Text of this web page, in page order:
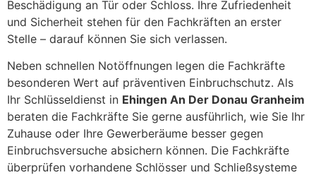
Beschädigung an Tür oder Schloss. Ihre Zufriedenheit
und Sicherheit stehen für den Fachkräften an erster
Stelle – darauf können Sie sich verlassen.
Neben schnellen Notöffnungen legen die Fachkräfte
besonderen Wert auf präventiven Einbruchschutz. Als
Ihr Schlüsseldienst in Ehingen An Der Donau Granheim
beraten die Fachkräfte Sie gerne ausführlich, wie Sie Ihr
Zuhause oder Ihre Gewerberäume besser gegen
Einbruchsversuche absichern können. Die Fachkräfte
überprüfen vorhandene Schlösser und Schließsysteme